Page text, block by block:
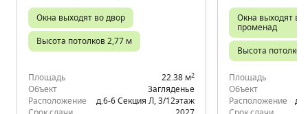
Окна выходят во двор
Высота потолков 2,77 м
Площадь 22.38 м2
Объект
Загляденье
Расположение
д.6-6 Секция Л 3/12этаж
Окна выходят во
променад
Высота
Площадь
Объект
Расположение